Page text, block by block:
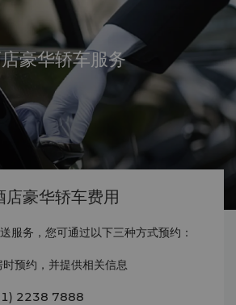
豪华轿车服务
店豪华轿车费用
服务，您可通过以下三种方式预约：
预约，并提供相关信息
2238 7888